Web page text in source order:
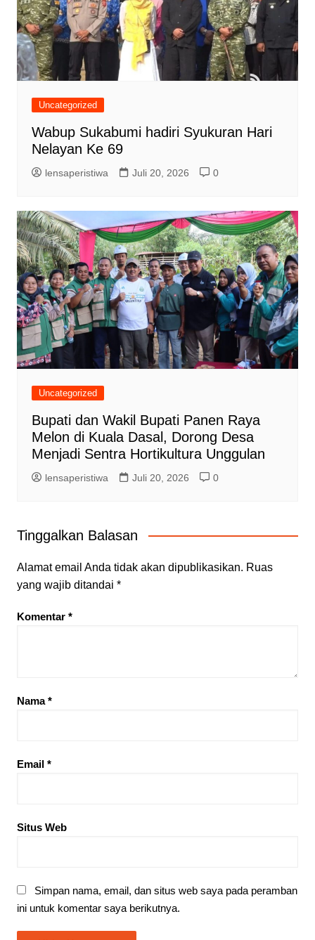
Uncategorized
Wabup Sukabumi hadiri Syukuran Hari
Nelayan Ke 69
lensaperistiwa Juli 20, 2026 0
Uncategorized
Bupati dan Wakil Bupati Panen Raya
Melon di Kuala Dasal, Dorong Desa
Menjadi Sentra Hortikultura Unggulan
lensaperistiwa Juli 20, 2026 0
Tinggalkan Balasan
Alamat email Anda tidak akan dipublikasikan. Ruas
yang wajib ditandai *
Komentar *
Nama*
Email *
Situs Web
Simpan nama, email, dan situs web saya pada peramban
ini untuk komentar saya berikutnya.